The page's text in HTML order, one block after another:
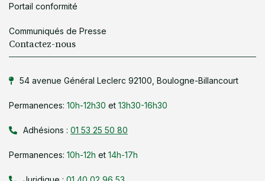
Portail conformité
Communiqués de Presse
Contactez-nous
54 avenue Général Leclerc 92100, Boulogne-Billancourt
Permanences: 10h-12h30 et 13h30-16h30
Adhésions : 01 53 25 50 80
Permanences: 10h-12h et 14h-17h